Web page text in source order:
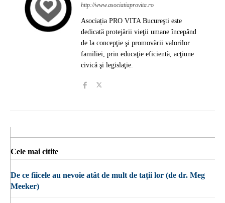
http://www.asociatiaprovita.ro
Asociația PRO VITA Bucureşti este
dedicată protejării vieţii umane începând
de la concepţie şi promovării valorilor
familiei, prin educaţie eficientă, acţiune
civică şi legislaţie.
Cele mai citite
De ce fiicele au nevoie atât de mult de tații lor (de dr. Meg
Meeker)